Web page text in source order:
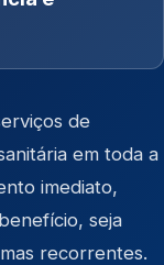
de
em toda a
imediato,
seja
recorrentes.